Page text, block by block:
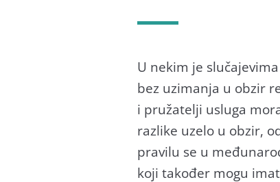
U nekim je
bez uzimanja u obzir
i pružatelji usluga
razlike uzelo u obzir,
pravilu se u
koji također mogu